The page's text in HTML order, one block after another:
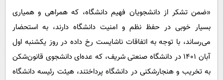
فرهنگی
بین الملل
اجتماعی
حیات وحش
«ضمن تشکر از دانشجویان فهیم دانشگاه، که همراهی و همیاری
بسیار خوبی در حفظ نظم و امنیت دانشگاه دارند، به استحضار
می‌رساند، با توجه به اتفاقات ناشایست رخ داده در روز یکشنبه اول
آبان ۱۴۰۱ در دانشگاه صنعتی شریف، که عده‌ای دانشجوی قانون‌شکن
به تخریب و هنجارشکنی در دانشگاه پرداختند، هیئت رئیسه دانشگاه